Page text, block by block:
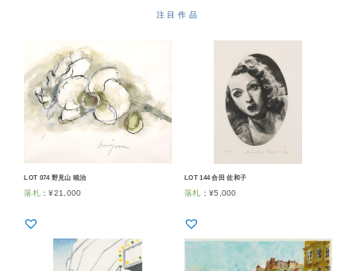
注目作品
LOT 074 野見山 暁治
落札 ：¥21,000
LOT 144 合田 佐和子
落札 ： ¥5,000